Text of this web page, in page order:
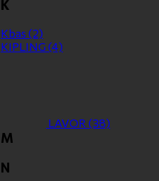
K
Kbas (2)
KIPLING (4)
LAVOR (38)
M
N